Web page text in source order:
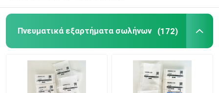
Υδραυλική βαλβίδα ελέγχου
Μετατροπέας μεταβλητής συχνότητας
Πνευματικά εξαρτήματα σωλήνων (172)